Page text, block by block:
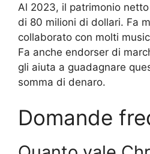
Al 2023, il patrimonio
di 80 milioni di dollari. Fa
collaborato con molti
Fa anche endorser di
gli aiuta a guadagnare
somma di denaro.
Domande